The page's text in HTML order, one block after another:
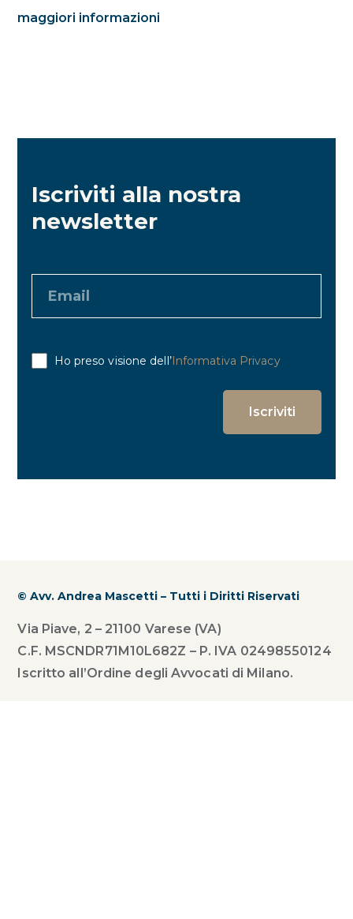
maggiori informazioni
Iscriviti alla nostra
newsletter
Ho preso visione dell’Informativa Privacy
© Avv. Andrea Mascetti – Tutti i Diritti Riservati
Via Piave, 2 – 21100 Varese (VA)
C.F. MSCNDR71M10L682Z – P. IVA 02498550124
Iscritto all’Ordine degli Avvocati di Milano.